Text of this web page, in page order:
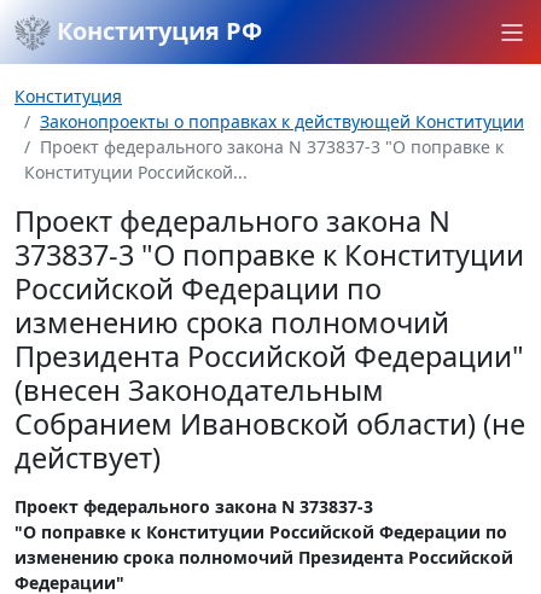
Конституция РФ
Конституция
Законопроекты о поправках к действующей Конституции
Проект федерального закона N 373837-3 "О поправке к
Конституции Российской...
Проект федерального закона N
373837-3 "О поправке к Конституции
Российской Федерации по
изменению срока полномочий
Президента Российской Федерации"
(внесен Законодательным
Собранием Ивановской области) (не
действует)
Проект федерального закона N 373837-3
"О поправке к Конституции Российской Федерации по
изменению срока полномочий Президента Российской
Федерации"